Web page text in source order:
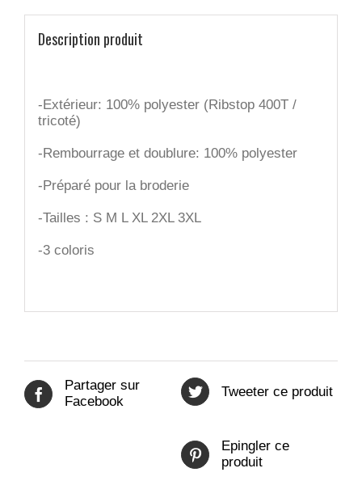
Description produit
-Extérieur: 100% polyester (Ribstop 400T /
tricoté)
-Rembourrage et doublure: 100% polyester
-Préparé pour la broderie
-Tailles : S M L XL 2XL 3XL
-3 coloris
Partager sur
Facebook
Tweeter ce produit
Epingler ce
produit